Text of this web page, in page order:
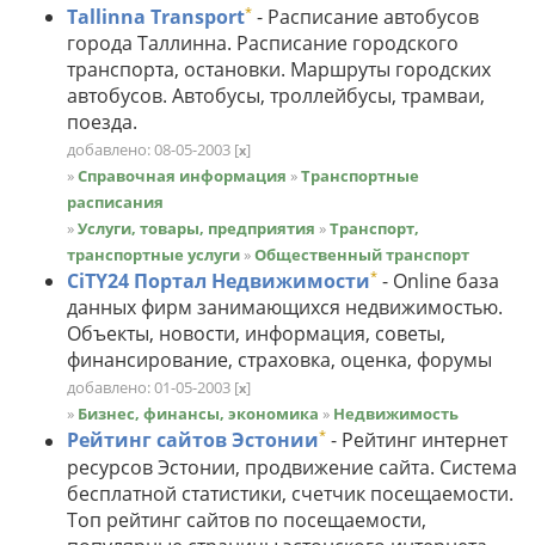
Tallinna Transport* - Расписание автобусов
города Таллинна. Расписание городского
транспорта, остановки. Маршруты городских
автобусов. Автобусы, троллейбусы, трамваи,
поезда.
добавлено: 08-05-2003 [x]
»Справочная информация »Транспортные
расписания
»Услуги, товары, предприятия »Транспорт,
транспортные услуги »Общественный транспорт
CiTY24 Портал Недвижимости* - Online база
данных фирм занимающихся недвижимостью.
Объекты, новости, информация, советы,
финансирование, страховка, оценка, форумы
добавлено: 01-05-2003 [x]
» Бизнес, финансы, экономика » Недвижимость
Рейтинг сайтов Эстонии* - Рейтинг интернет
ресурсов Эстонии, продвижение сайта. Система
бесплатной статистики, счетчик посещаемости.
Топ рейтинг сайтов по посещаемости,